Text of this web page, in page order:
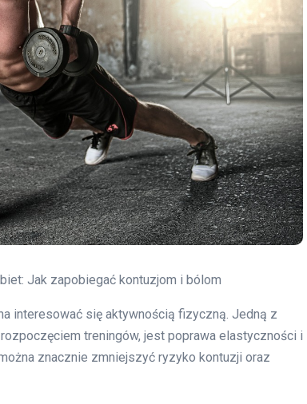
Jak zapobiegać kontuzjom i bólom
interesować się aktywnością fizyczną. Jedną z
treningów, jest poprawa elastyczności i
znacznie zmniejszyć ryzyko kontuzji oraz